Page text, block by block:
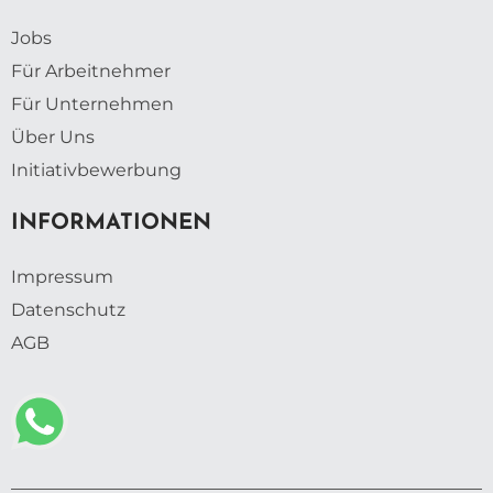
Jobs
Für Arbeitnehmer
Für Unternehmen
Über Uns
Initiativbewerbung
INFORMATIONEN
Impressum
Datenschutz
AGB